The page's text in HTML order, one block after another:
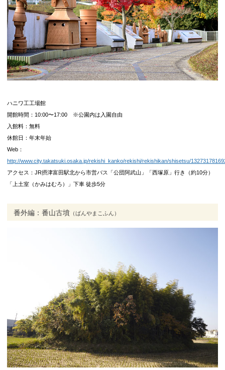
ハニワ工工場館
開館時間：10:00〜17:00 ※公園内は入園自由
入館料：無料
休館日：年末年始
Web：
http://www.city.takatsuki.osaka.jp/rekishi_kanko/rekishi/rekishikan/shisetsu/
アクセス：JR摂津富田駅北から市営バス「公団阿武山」「西塚原」行き（約10分）
「上土室（かみはむろ）」下車 徒歩5分
番外編：番山古墳（ばんやまこふん）